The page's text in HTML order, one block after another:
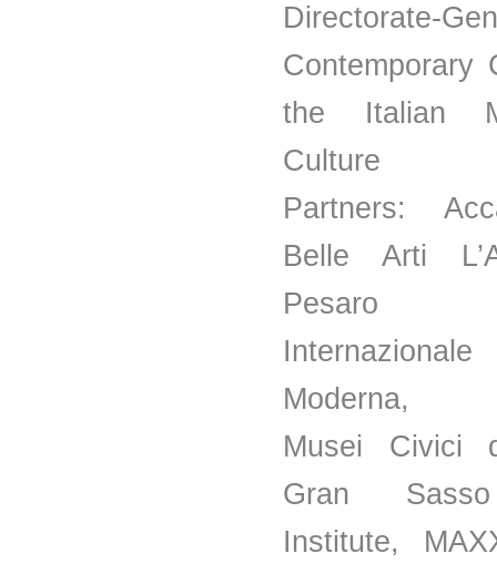
Directorate-
Contemporary
the Italian
Culture
Partners:
Belle Arti
Pesaro
Moderna,
Musei Civici
Gran
Institute,